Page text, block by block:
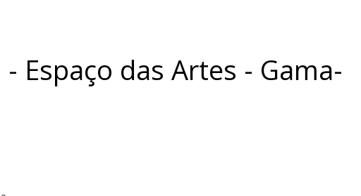
Espaço das Artes - Gama-